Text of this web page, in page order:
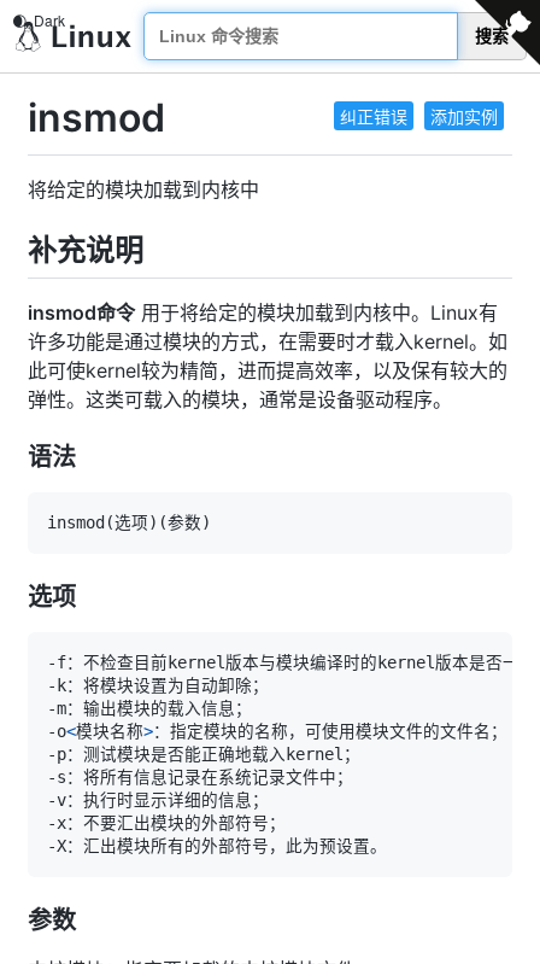
搜索
纠正错误 添加实例
insmod
将给定的模块加载到内核中
补充说明
insmod命令用于将给定的模块加载到内核中。Linux有
许多功能是通过模块的方式，在需要时才载入kernel。如
此可使kernel较为精简，进而提高效率，以及保有较大的
弹性。这类可载入的模块，通常是设备驱动程序。
语法
insmod (选项) (参数)
选项
-o<模块名称>
参数